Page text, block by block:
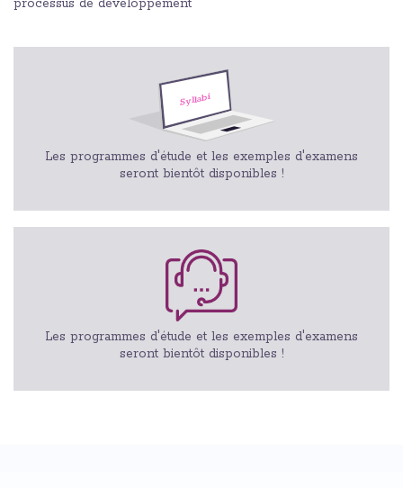
processus de développement
Les programmes d'étude et les exemples d'examens
seront bientôt disponibles !
Les programmes d'étude et les exemples d'examens
seront bientôt disponibles !